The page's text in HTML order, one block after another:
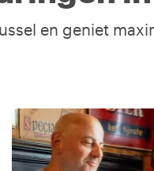
en geniet